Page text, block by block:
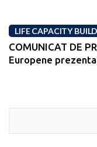
LIFE CAPACITY
COMUNICAT DE
Europene